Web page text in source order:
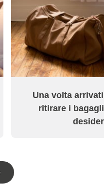
Una volta
ritirare i